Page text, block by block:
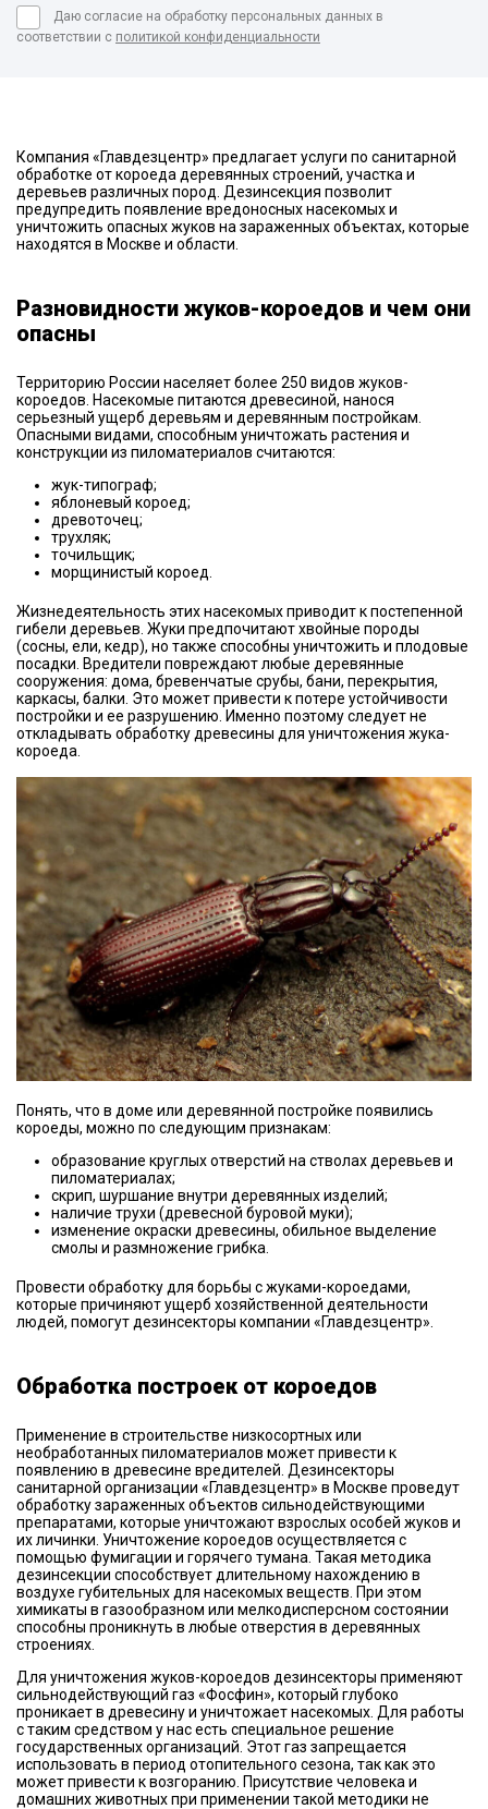
Даю согласие на обработку персональных данных в
соответствии с политикой конфиденциальности
Компания «Главдезцентр» предлагает услуги по санитарной
обработке от короеда деревянных строений, участка и
деревьев различных пород. Дезинсекция позволит
предупредить появление вредоносных насекомых и
уничтожить опасных жуков на зараженных объектах, которые
находятся в Москве и области.
Разновидности жуков-короедов и чем они
опасны
Территорию России населяет более 250 видов жуков-
короедов. Насекомые питаются древесиной, нанося
серьезный ущерб деревьям и деревянным постройкам.
Опасными видами, способным уничтожать растения и
конструкции из пиломатериалов считаются:
жук-типограф;
яблоневый короед;
древоточец;
трухляк;
точильщик;
морщинистый короед.
Жизнедеятельность этих насекомых приводит к постепенной
гибели деревьев. Жуки предпочитают хвойные породы
(сосны, ели, кедр), но также способны уничтожить и плодовые
посадки. Вредители повреждают любые деревянные
сооружения: дома, бревенчатые срубы, бани, перекрытия,
каркасы, балки. Это может привести к потере устойчивости
постройки и ее разрушению. Именно поэтому следует не
откладывать обработку древесины для уничтожения жука-
короеда.
Понять, что в доме или деревянной постройке появились
короеды, можно по следующим признакам:
образование круглых отверстий на стволах деревьев и
пиломатериалах;
скрип, шуршание внутри деревянных изделий;
наличие трухи (древесной буровой муки);
изменение окраски древесины, обильное выделение
смолы и размножение грибка.
Провести обработку для борьбы с жуками-короедами,
которые причиняют ущерб хозяйственной деятельности
людей, помогут дезинсекторы компании «Главдезцентр».
Обработка построек от короедов
Применение в строительстве низкосортных или
необработанных пиломатериалов может привести к
появлению в древесине вредителей. Дезинсекторы
санитарной организации «Главдезцентр» в Москве проведут
обработку зараженных объектов сильнодействующими
препаратами, которые уничтожают взрослых особей жуков и
их личинки. Уничтожение короедов осуществляется с
помощью фумигации и горячего тумана. Такая методика
дезинсекции способствует длительному нахождению в
воздухе губительных для насекомых веществ. При этом
химикаты в газообразном или мелкодисперсном состоянии
способны проникнуть в любые отверстия в деревянных
строениях.
Для уничтожения жуков-короедов дезинсекторы применяют
сильнодействующий газ «Фосфин», который глубоко
проникает в древесину и уничтожает насекомых. Для работы
с таким средством у нас есть специальное решение
государственных организаций. Этот газ запрещается
использовать в период отопительного сезона, так как это
может привести к возгоранию. Присутствие человека и
домашних животных при применении такой методики не